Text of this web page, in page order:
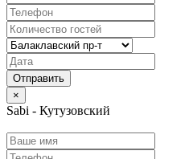
×
Sabi - Кутузовский